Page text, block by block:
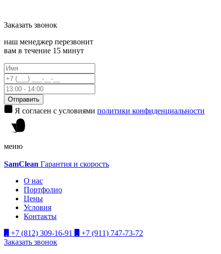
Заказать звонок
наш менеджер перезвонит
вам в течение 15 минут
Отправить
Я согласен с условиями политики конфиденциальности
меню
SamClean Гарантия и скорость
О нас
Портфолио
Цены
Условия
Контакты
+7 (812) 309-16-91
+7 (911) 747-73-72
Заказать звонок